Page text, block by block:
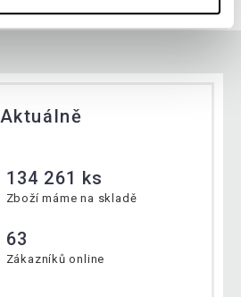
Aktuálně
134 261 ks
Zboží máme na skladě
63
Zákazníků online